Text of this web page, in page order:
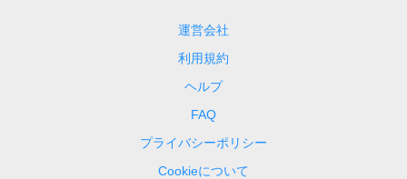
運営会社
利用規約
ヘルプ
FAQ
プライバシーポリシー
Cookieについて